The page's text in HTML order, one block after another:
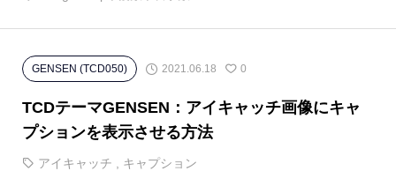
GENSEN (TCD050) 2021.06.18 0
TCDテーマGENSEN：アイキャッチ画像にキャ
プションを表示させる方法
アイキャッチ キャプション